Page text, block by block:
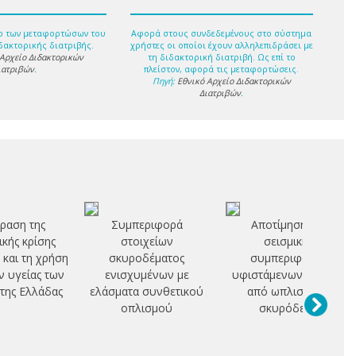
των μεταφορτώσων του
διατριβής.
Διδακτορικών
.
Αφορά στους συνδεδεμένους στο σύστημα
χρήστες οι οποίοι έχουν αλληλεπιδράσει με
τη διδακτορική διατριβή. Ως επί το
πλείστον, αφορά τις μεταφορτώσεις.
Πηγή: Εθνικό Αρχείο Διδακτορικών
Διατριβών.
της
κρίσης
τη χρήση
υγείας των
Ελλάδας
Συμπεριφορά
στοιχείων
σκυροδέματος
ενισχυμένων με
ελάσματα συνθετικού
οπλισμού
Αποτίμηση της
σεισμικής
συμπεριφοράς
υφιστάμενων κτιρίων
από ωπλισμένο
σκυρόδεμα